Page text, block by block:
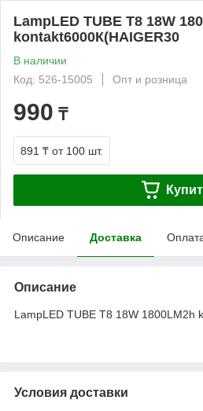
LampLED TUBE T8 18W
kontakt6000К(HAIGER30
В наличии
Код: 526-15005
Опт и розница
990 ₸
891 ₸ от 100 шт.
Описание Доставка
Описание
LampLED TUBE T8 18W 1800LM2h
Условия доставки